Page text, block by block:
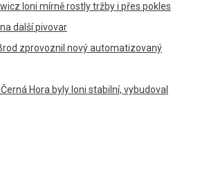
loni mírně rostly tržby i přes pokles
další pivovar
zprovoznil nový automatizovaný
Hora byly loni stabilní, vybudoval